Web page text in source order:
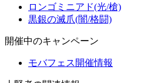
ロンゴミニアド(光/槍)
黒銀の滅爪(闇/格闘)
開催中のキャンペーン
モバフェス開催情報